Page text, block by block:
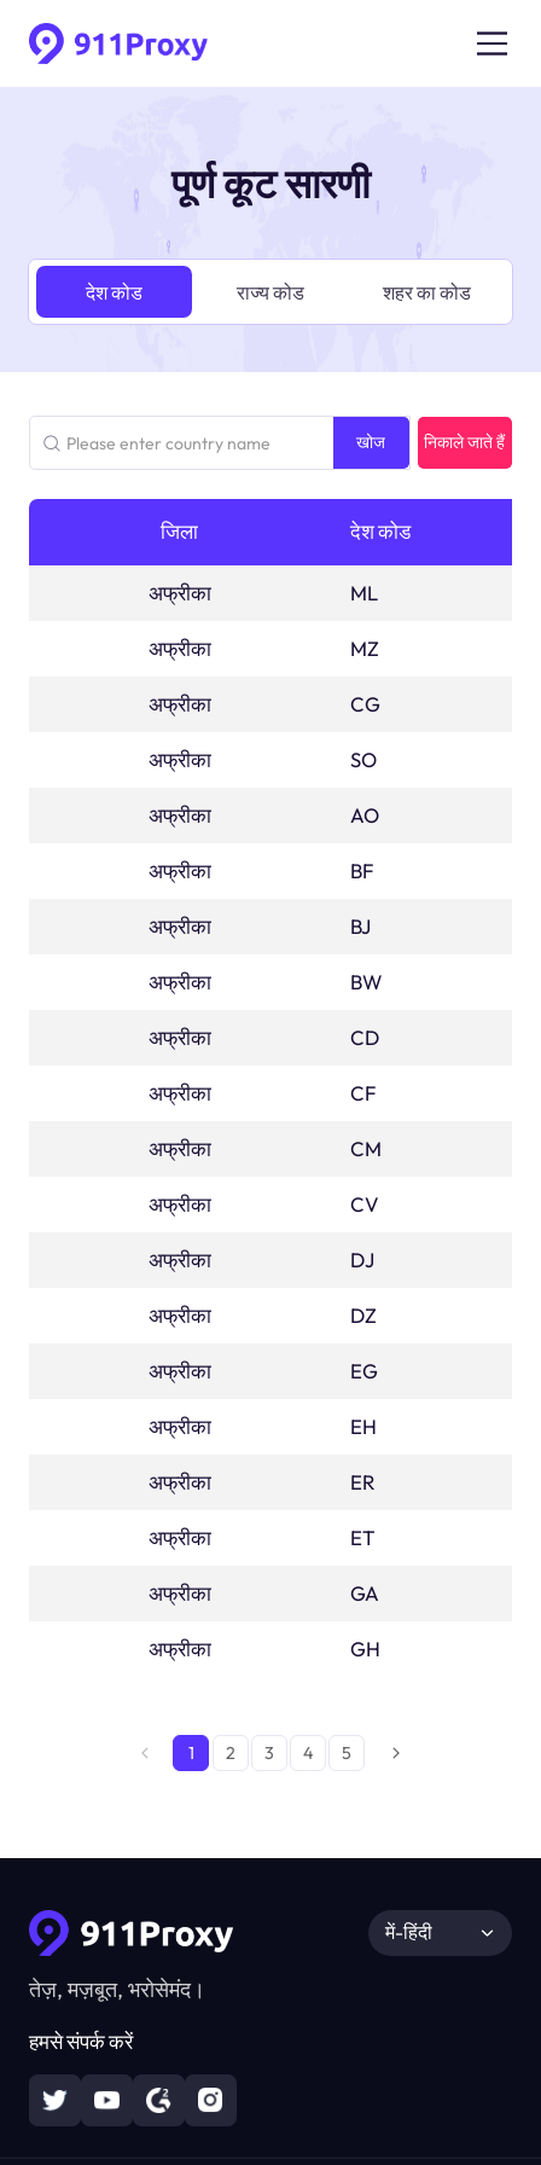
पूर्ण कूट सारणी
देश कोड राज्य कोड शहर का कोड
खोज निकाले जाते हैं
जिला नेविगेशन
देश कोड
अफ्रीका माली
ML
अफ्रीका मोज़म्बिक
MZ
अफ्रीका कांगो गणराज्य
CG
अफ्रीका सोमालिया
SO
अफ्रीका अंगोला
AO
अफ्रीका बुर्किना फासो
BF
अफ्रीका बेनिन
BJ
अफ्रीका बोत्सवाना
BW
अफ्रीका कांगो लोकतान्त्रिक
CD
अफ्रीका मध्य अफ्रीकी गणराज्य
CF
अफ्रीका कैमरून
CM
अफ्रीका केप वर्डे
CV
अफ्रीका जिबाटी
DJ
अफ्रीका अल्जीरिया
DZ
अफ्रीका मिस्र
EG
अफ्रीका पश्चिमी सहारा
EH
अफ्रीका अशुद्धि
ER
अफ्रीका इथियोपिया
ET
अफ्रीका बातूनी
GA
अफ्रीका घाना
GH
1 2 3 4 5
तेज़, मज़बूत, भरोसेमंद।
हमसे संपर्क करें
में-हिंदी